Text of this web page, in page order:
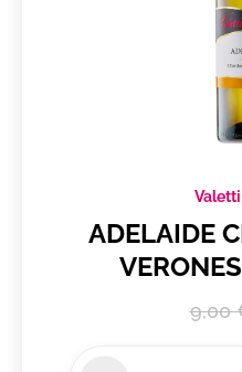
Valetti
ADELAIDE
9,00